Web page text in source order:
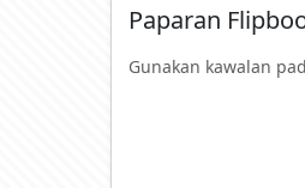
Paparan
Gunakan kawalan